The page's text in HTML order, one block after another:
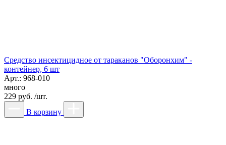
Средство инсектицидное от тараканов "Оборонхим" -
контейнер, 6 шт
Арт.: 968-010
много
229 руб. /шт.
В корзину